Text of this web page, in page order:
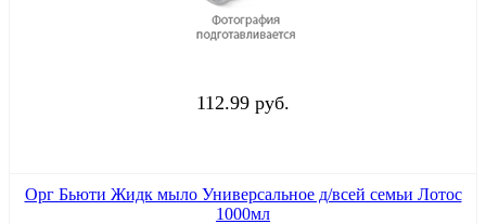
112.99 руб.
Орг Бьюти Жидк мыло Универсальное д/всей семьи Лотос
1000мл